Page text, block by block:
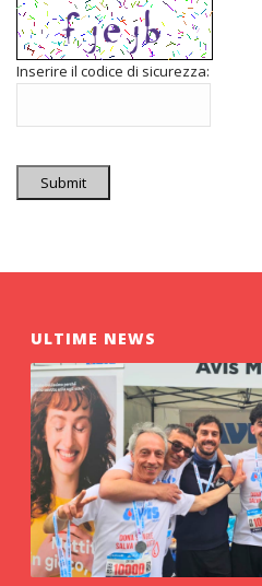
Inserire il codice di sicurezza:
Submit
ULTIME NEWS